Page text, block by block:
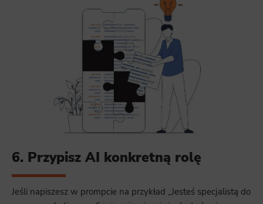
6. Przypisz AI konkretną rolę
Jeśli napiszesz w prompcie na przykład „Jesteś specjalistą do